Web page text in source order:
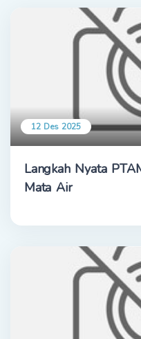
12 Des 2025
Langkah Nyata
Mata Air